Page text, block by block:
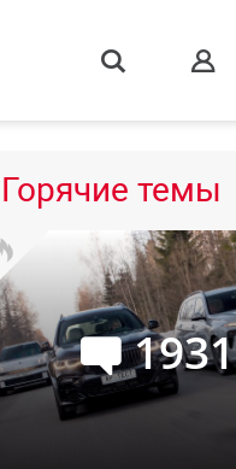
s
Горячие темы
1931